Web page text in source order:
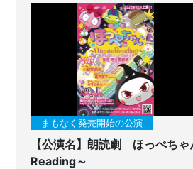
まもなく発売開始の公演
【公演名】朗読劇 ほっぺち
Reading～